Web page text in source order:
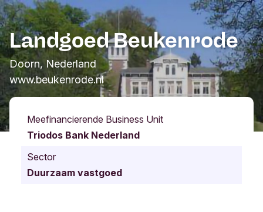
Landgoed Beukenrode
Doorn, Nederland
www.beukenrode.nl
Meefinancierende Business Unit
Triodos Bank Nederland
Sector
Duurzaam vastgoed